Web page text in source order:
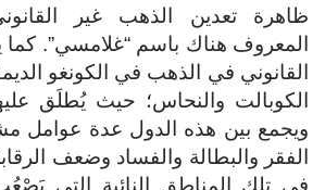
ظاهرة تعدين الذهب غير
المعروف هناك باسم “غلامسي”. كما
القانوني في الذهب في الكونغو
الكوبالت والنحاس؛ حيث يُطلَق
ويجمع بين هذه الدول عدة عوامل
الفقر والبطالة والفساد وضعف
في تلك المناطق النائية التي